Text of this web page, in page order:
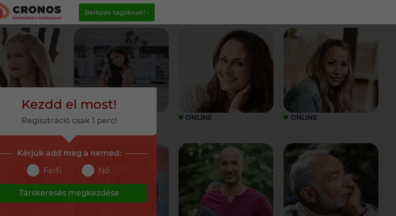
Belépés tagoknak! ›
ONLINE ONLINE ONLINE
Kezdd el most!
Regisztráció csak 1 perc!
Kérjük add meg a nemed:
Férfi
Nő
Társkeresés megkezdése